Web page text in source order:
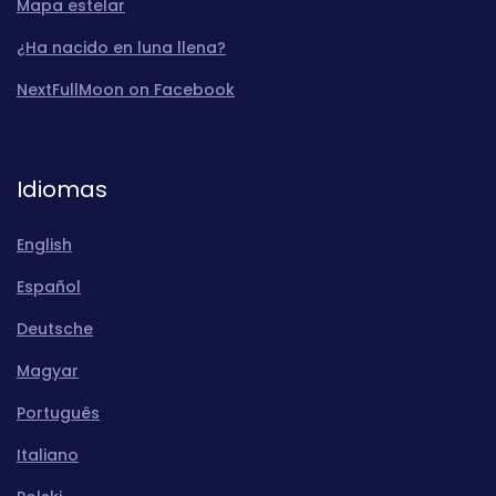
Mapa estelar
¿Ha nacido en luna llena?
NextFullMoon on Facebook
Idiomas
English
Español
Deutsche
Magyar
Português
Italiano